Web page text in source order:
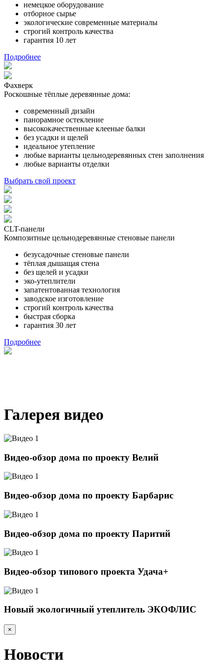
немецкое оборудование
отборное сырье
экологические современные материалы
строгий контроль качества
гарантия 10 лет
Подробнее
Фахверк
Роскошные тёплые деревянные дома:
современный дизайн
панорамное остекление
высококачественные клееные балки
без усадки и щелей
идеальное утепление
любые варианты цельнодеревянных стен заполнения
любые варианты отделки
Выбрать свой проект
CLT-панели
Композитные цельнодеревянные стеновые панели
безусадочные стеновые панели
тёплая дышащая стена
без щелей и усадки
эко-утеплители
запатентованная технология
заводское изготовление
строгий контроль качества
быстрая сборка
гарантия 30 лет
Подробнее
Галерея видео
Видео-обзор дома по проекту Велий
Видео-обзор дома по проекту Барбарис
Видео-обзор дома по проекту Паритий
Видео-обзор типового проекта Удача+
Новый экологичный утеплитель ЭКОФЛИС
×
Новости